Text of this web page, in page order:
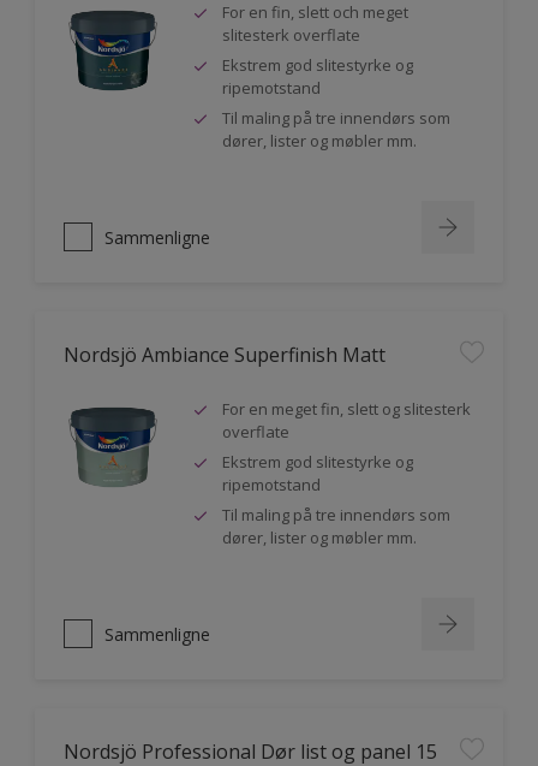
For en fin, slett och meget
slitesterk overflate
Ekstrem god slitestyrke og
ripemotstand
Til maling på tre innendørs som
dører, lister og møbler mm.
Sammenligne
Nordsjö Ambiance Superfinish Matt
For en meget fin, slett og slitesterk
overflate
Ekstrem god slitestyrke og
ripemotstand
Til maling på tre innendørs som
dører, lister og møbler mm.
Sammenligne
Nordsjö Professional Dør list og panel 15